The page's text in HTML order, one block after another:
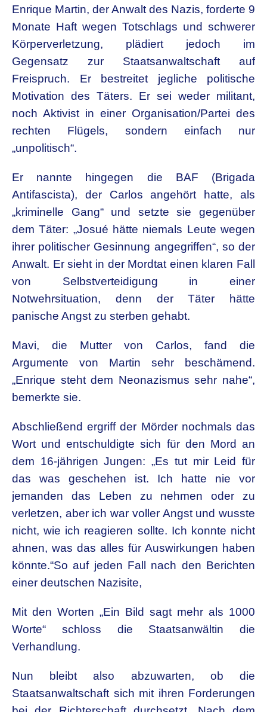
Enrique Martin, der Anwalt des Nazis, forderte 9
Monate Haft wegen Totschlags und schwerer
Körperverletzung, plädiert jedoch im
Gegensatz zur Staatsanwaltschaft auf
Freispruch. Er bestreitet jegliche politische
Motivation des Täters. Er sei weder militant,
noch Aktivist in einer Organisation/Partei des
rechten Flügels, sondern einfach nur
„unpolitisch“.
Er nannte hingegen die BAF (Brigada
Antifascista), der Carlos angehört hatte, als
„kriminelle Gang“ und setzte sie gegenüber
dem Täter: „Josué hätte niemals Leute wegen
ihrer politischer Gesinnung angegriffen“, so der
Anwalt. Er sieht in der Mordtat einen klaren Fall
von Selbstverteidigung in einer
Notwehrsituation, denn der Täter hätte
panische Angst zu sterben gehabt.
Mavi, die Mutter von Carlos, fand die
Argumente von Martin sehr beschämend.
„Enrique steht dem Neonazismus sehr nahe“,
bemerkte sie.
Abschließend ergriff der Mörder nochmals das
Wort und entschuldigte sich für den Mord an
dem 16-jährigen Jungen: „Es tut mir Leid für
das was geschehen ist. Ich hatte nie vor
jemanden das Leben zu nehmen oder zu
verletzen, aber ich war voller Angst und wusste
nicht, wie ich reagieren sollte. Ich konnte nicht
ahnen, was das alles für Auswirkungen haben
könnte.“So auf jeden Fall nach den Berichten
einer deutschen Nazisite,
Mit den Worten „Ein Bild sagt mehr als 1000
Worte“ schloss die Staatsanwältin die
Verhandlung.
Nun bleibt also abzuwarten, ob die
Staatsanwaltschaft sich mit ihren Forderungen